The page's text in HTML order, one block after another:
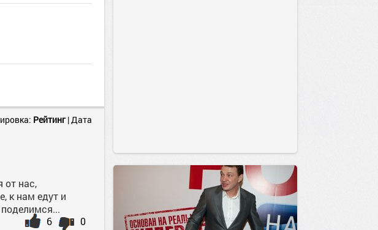
Рейтинг|Дата
от нас,
к нам едут и
0
6